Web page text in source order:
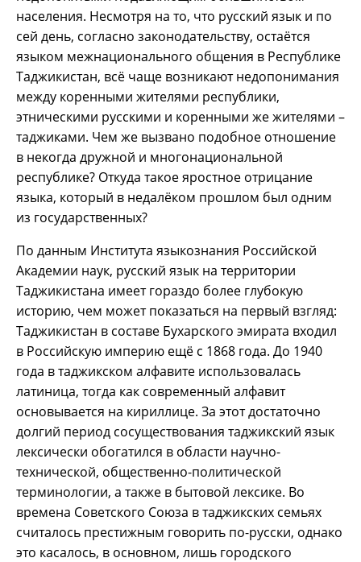
населения. Несмотря на то, что русский язык и по
сей день, согласно законодательству, остаётся
языком межнационального общения в Республике
Таджикистан, всё чаще возникают недопонимания
между коренными жителями республики,
этническими русскими и коренными же жителями –
таджиками. Чем же вызвано подобное отношение
в некогда дружной и многонациональной
республике? Откуда такое яростное отрицание
языка, который в недалёком прошлом был одним
из государственных?
По данным Института языкознания Российской
Академии наук, русский язык на территории
Таджикистана имеет гораздо более глубокую
историю, чем может показаться на первый взгляд:
Таджикистан в составе Бухарского эмирата входил
в Российскую империю ещё с 1868 года. До 1940
года в таджикском алфавите использовалась
латиница, тогда как современный алфавит
основывается на кириллице. За этот достаточно
долгий период сосуществования таджикский язык
лексически обогатился в области научно-
технической, общественно-политической
терминологии, а также в бытовой лексике. Во
времена Советского Союза в таджикских семьях
считалось престижным говорить по-русски, однако
это касалось, в основном, лишь городского